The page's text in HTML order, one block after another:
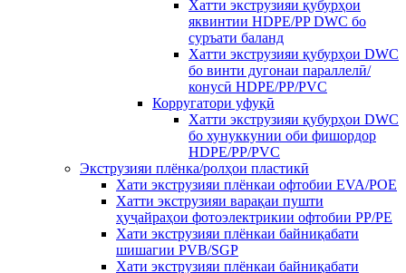
Хатти экструзияи қубурҳои
яквинтии HDPE/PP DWC бо
суръати баланд
Хатти экструзияи қубурҳои DWC
бо винти дугонаи параллелӣ/
конусӣ HDPE/PP/PVC
Корругатори уфуқӣ
Хатти экструзияи қубурҳои DWC
бо хунуккунии оби фишордор
HDPE/PP/PVC
Экструзияи плёнка/ролҳои пластикӣ
Хати экструзияи плёнкаи офтобии EVA/POE
Хатти экструзияи варақаи пушти
ҳуҷайраҳои фотоэлектрикии офтобии PP/PE
Хати экструзияи плёнкаи байниқабати
шишагии PVB/SGP
Хати экструзияи плёнкаи байниқабати